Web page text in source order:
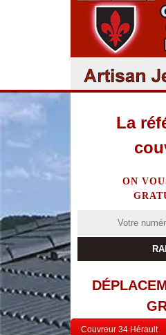
La
ON
Couvreur 34 Hérault